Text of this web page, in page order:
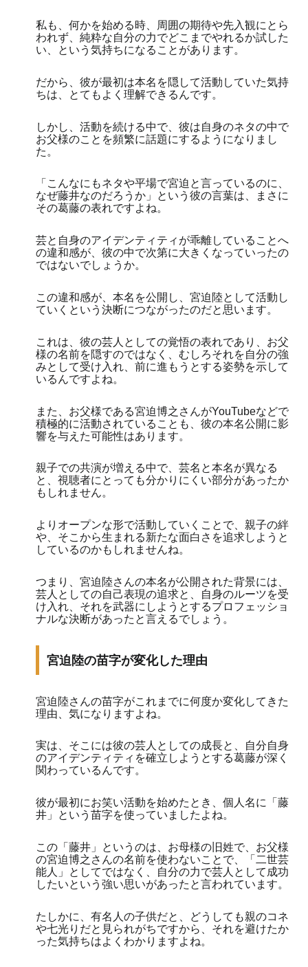
私も、何かを始める時、周囲の期待や先入観にとら
われず、純粋な自分の力でどこまでやれるか試した
い、という気持ちになることがあります。
だから、彼が最初は本名を隠して活動していた気持
ちは、とてもよく理解できるんです。
しかし、活動を続ける中で、彼は自身のネタの中で
お父様のことを頻繁に話題にするようになりまし
た。
「こんなにもネタや平場で宮迫と言っているのに、
なぜ藤井なのだろうか」という彼の言葉は、まさに
その葛藤の表れですよね。
芸と自身のアイデンティティが乖離していることへ
の違和感が、彼の中で次第に大きくなっていったの
ではないでしょうか。
この違和感が、本名を公開し、宮迫陸として活動し
ていくという決断につながったのだと思います。
これは、彼の芸人としての覚悟の表れであり、お父
様の名前を隠すのではなく、むしろそれを自分の強
みとして受け入れ、前に進もうとする姿勢を示して
いるんですよね。
また、お父様である宮迫博之さんがYouTubeなどで
積極的に活動されていることも、彼の本名公開に影
響を与えた可能性はあります。
親子での共演が増える中で、芸名と本名が異なる
と、視聴者にとっても分かりにくい部分があったか
もしれません。
よりオープンな形で活動していくことで、親子の絆
や、そこから生まれる新たな面白さを追求しようと
しているのかもしれませんね。
つまり、宮迫陸さんの本名が公開された背景には、
芸人としての自己表現の追求と、自身のルーツを受
け入れ、それを武器にしようとするプロフェッショ
ナルな決断があったと言えるでしょう。
宮迫陸の苗字が変化した理由
宮迫陸さんの苗字がこれまでに何度か変化してきた
理由、気になりますよね。
実は、そこには彼の芸人としての成長と、自分自身
のアイデンティティを確立しようとする葛藤が深く
関わっているんです。
彼が最初にお笑い活動を始めたとき、個人名に「藤
井」という苗字を使っていましたよね。
この「藤井」というのは、お母様の旧姓で、お父様
の宮迫博之さんの名前を使わないことで、「二世芸
能人」としてではなく、自分の力で芸人として成功
したいという強い思いがあったと言われています。
たしかに、有名人の子供だと、どうしても親のコネ
や七光りだと見られがちですから、それを避けたか
った気持ちはよくわかりますよね。